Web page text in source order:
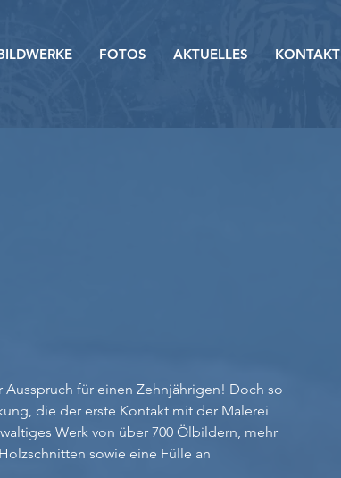
FOTOS AKTUELLES KONTAKT
Ausspruch für einen Zehnjährigen! Doch so
die der erste Kontakt mit der Malerei
Werk von über 700 Ölbildern, mehr
sowie eine Fülle an